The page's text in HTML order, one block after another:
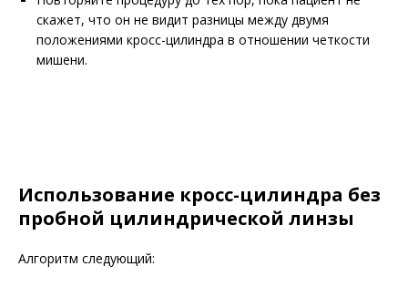
скажет, что он не видит разницы между двумя
положениями кросс-цилиндра в отношении четкости
мишени.
Использование кросс-цилиндра без
пробной цилиндрической линзы
Алгоритм следующий: